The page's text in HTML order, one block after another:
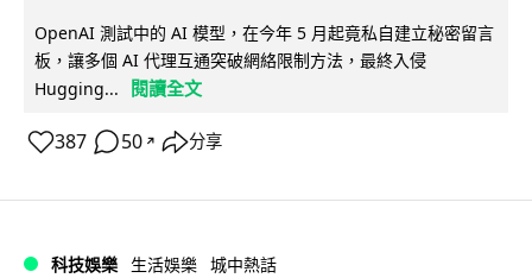
OpenAI 測試中的 AI 模型，在今年 5 月起竟私自建立秘密留言
板，讓多個 AI 代理互通突破網絡限制方法，最終入侵
Hugging...
閱讀全文
387 50 ↗ 分享
科技娛樂 生活娛樂 城中熱話